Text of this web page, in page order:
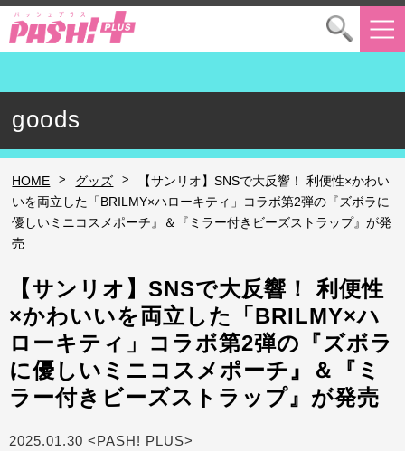
goods
HOME > グッズ >
【サンリオ】SNSで大反響！ 利便性×かわい
いを両立した「BRILMY×ハローキティ」コラボ第2弾の『ズボラに
優しいミニコスメポーチ』＆『ミラー付きビーズストラップ』が発
売
【サンリオ】SNSで大反響！ 利便性
×かわいいを両立した「BRILMY×ハ
ローキティ」コラボ第2弾の『ズボラ
に優しいミニコスメポーチ』＆『ミ
ラー付きビーズストラップ』が発売
2025.01.30 <PASH! PLUS>